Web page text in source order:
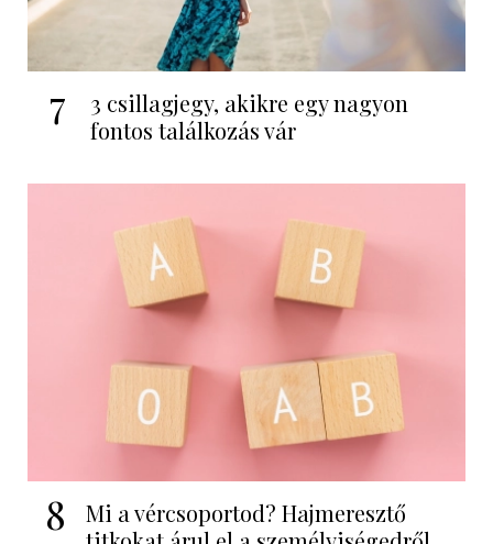
7
3 csillagjegy, akikre egy nagyon
fontos találkozás vár
8
Mi a vércsoportod? Hajmeresztő